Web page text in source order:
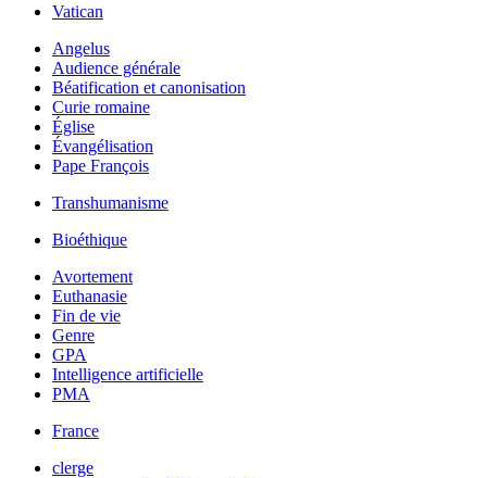
Vatican
Angelus
Audience générale
Béatification et canonisation
Curie romaine
Église
Évangélisation
Pape François
Transhumanisme
Bioéthique
Avortement
Euthanasie
Fin de vie
Genre
GPA
Intelligence artificielle
PMA
France
clerge